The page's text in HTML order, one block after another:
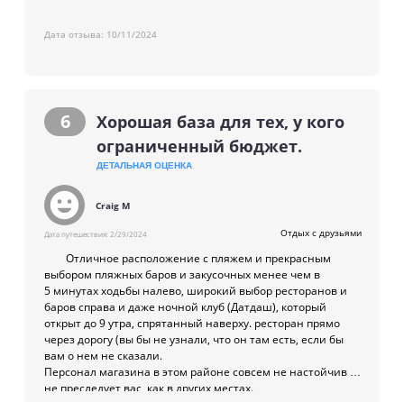
туристами из других отелей, которые заходят быстро
бармен с удовольствием играет любую песню, которую вы
попросите. Хмммм, я бы хотел быть там сейчас!
Пешком до пляжа легко дойти (даже для меня в 79 лет), а в
окрестностях достаточно баров и мест для приема пищи.
Мистер Питер.
Дата отзыва: 10/11/2024
6
Хорошая база для тех, у кого
ограниченный бюджет.
ДЕТАЛЬНАЯ ОЦЕНКА
Craig M
Дата путешествия: 2/29/2024 Отдых с друзьями
Отличное расположение с пляжем и прекрасным
выбором пляжных баров и закусочных менее чем в
5 минутах ходьбы налево, широкий выбор ресторанов и
баров справа и даже ночной клуб (Датдаш), который
открыт до 9 утра, спрятанный наверху. ресторан прямо
через дорогу (вы бы не узнали, что он там есть, если бы
вам о нем не сказали.
Персонал магазина в этом районе совсем не настойчив и
не преследует вас, как в других местах.